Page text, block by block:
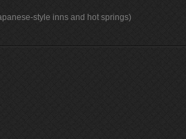
style inns and hot springs)